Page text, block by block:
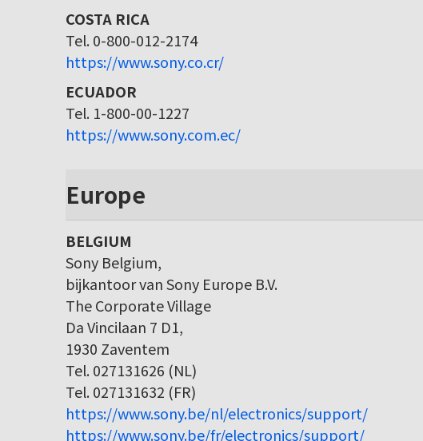
COSTA RICA
Tel. 0-800-012-2174
https://www.sony.co.cr/
ECUADOR
Tel. 1-800-00-1227
https://www.sony.com.ec/
Europe
BELGIUM
Sony Belgium,
bijkantoor van Sony Europe B.V.
The Corporate Village
Da Vincilaan 7 D1,
1930 Zaventem
Tel. 027131626 (NL)
Tel. 027131632 (FR)
https://www.sony.be/nl/electronics/support/
https://www.sony.be/fr/electronics/support/